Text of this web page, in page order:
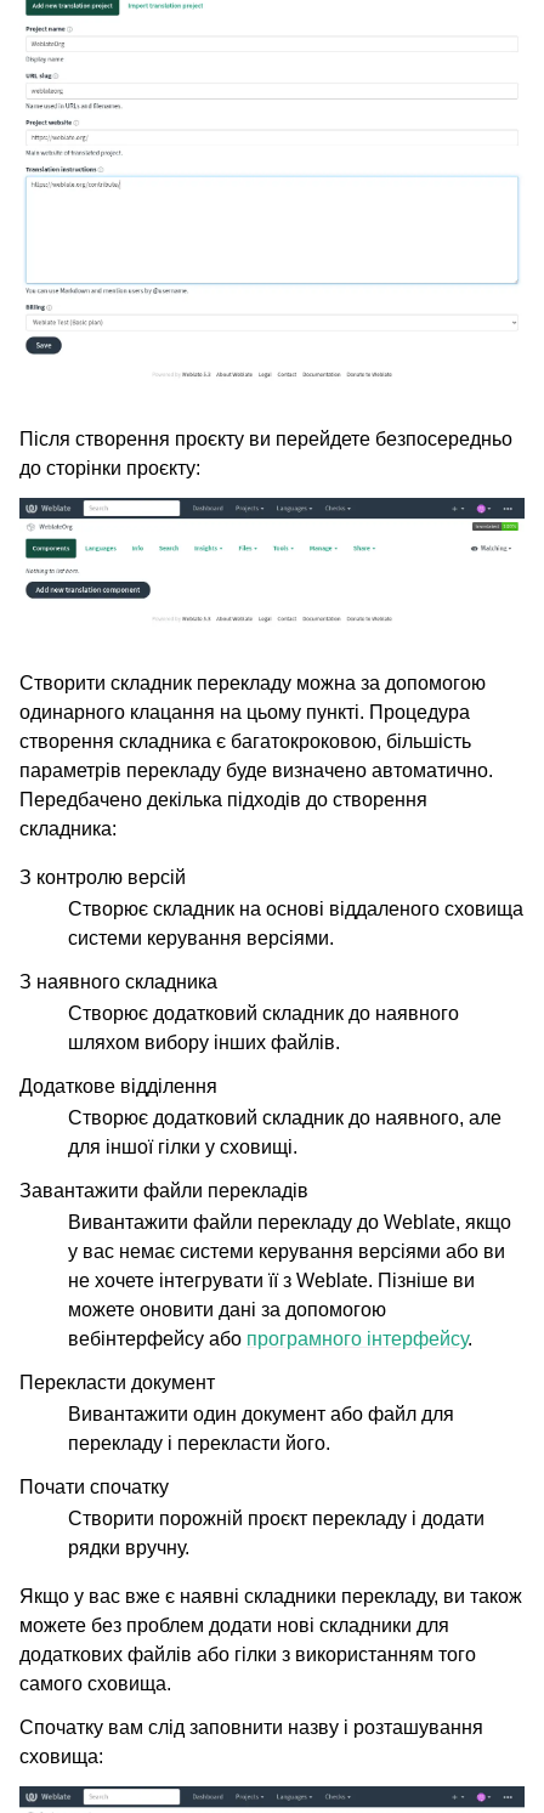
Після створення проєкту ви перейдете безпосередньо
до сторінки проєкту:
Створити складник перекладу можна за допомогою
одинарного клацання на цьому пункті. Процедура
створення складника є багатокроковою, більшість
параметрів перекладу буде визначено автоматично.
Передбачено декілька підходів до створення
складника:
З контролю версій
Створює складник на основі віддаленого сховища
системи керування версіями.
З наявного складника
Створює додатковий складник до наявного
шляхом вибору інших файлів.
Додаткове відділення
Створює додатковий складник до наявного, але
для іншої гілки у сховищі.
Завантажити файли перекладів
Вивантажити файли перекладу до Weblate, якщо
у вас немає системи керування версіями або ви
не хочете інтегрувати її з Weblate. Пізніше ви
можете оновити дані за допомогою
вебінтерфейсу або програмного інтерфейсу.
Перекласти документ
Вивантажити один документ або файл для
перекладу і перекласти його.
Почати спочатку
Створити порожній проєкт перекладу і додати
рядки вручну.
Якщо у вас вже є наявні складники перекладу, ви також
можете без проблем додати нові складники для
додаткових файлів або гілки з використанням того
самого сховища.
Спочатку вам слід заповнити назву і розташування
сховища: